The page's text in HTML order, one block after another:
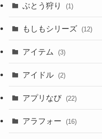
ぶとう狩り (1)
もしもシリーズ (12)
アイテム (3)
アイドル (2)
アプリなび (22)
アラフォー (16)